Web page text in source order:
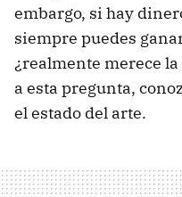
embargo, si hay
siempre puedes
¿realmente merece
a esta pregunta,
el estado del arte.